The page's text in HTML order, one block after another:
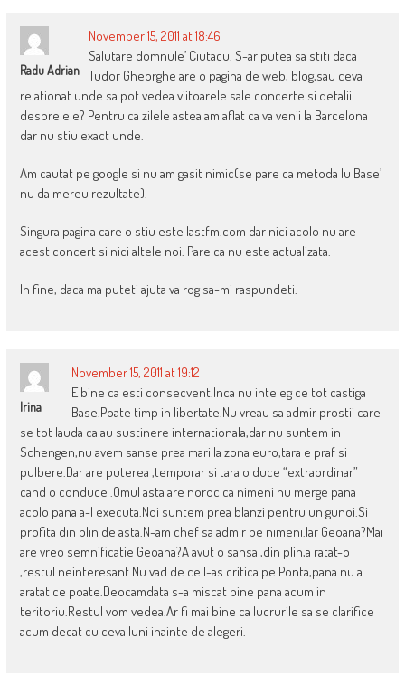
Radu Adrian
November 15, 2011 at 18:46
Salutare domnule’ Ciutacu. S-ar putea sa stiti daca
Tudor Gheorghe are o pagina de web, blog,sau ceva
relationat unde sa pot vedea viitoarele sale concerte si detalii
despre ele? Pentru ca zilele astea am aflat ca va venii la Barcelona
dar nu stiu exact unde.
Am cautat pe google si nu am gasit nimic(se pare ca metoda lu Base’
nu da mereu rezultate).
Singura pagina care o stiu este lastfm.com dar nici acolo nu are
acest concert si nici altele noi. Pare ca nu este actualizata.
In fine, daca ma puteti ajuta va rog sa-mi raspundeti.
Irina
November 15, 2011 at 19:12
E bine ca esti consecvent.Inca nu inteleg ce tot castiga
Base.Poate timp in libertate.Nu vreau sa admir prostii care
se tot lauda ca au sustinere internationala,dar nu suntem in
Schengen,nu avem sanse prea mari la zona euro,tara e praf si
pulbere.Dar are puterea ,temporar si tara o duce “extraordinar”
cand o conduce .Omul asta are noroc ca nimeni nu merge pana
acolo pana a-l executa.Noi suntem prea blanzi pentru un gunoi.Si
profita din plin de asta.N-am chef sa admir pe nimeni.Iar Geoana?Mai
are vreo semnificatie Geoana?A avut o sansa ,din plin,a ratat-o
,restul neinteresant.Nu vad de ce l-as critica pe Ponta,pana nu a
aratat ce poate.Deocamdata s-a miscat bine pana acum in
teritoriu.Restul vom vedea.Ar fi mai bine ca lucrurile sa se clarifice
acum decat cu ceva luni inainte de alegeri.